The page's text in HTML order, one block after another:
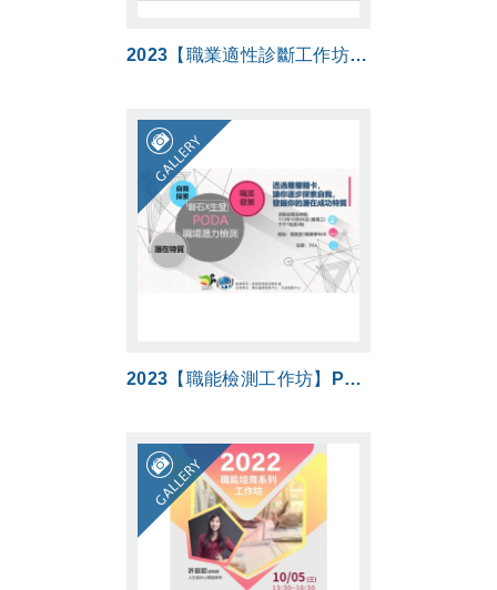
2023【職業適性診斷工作坊】CPAS掌握人格特質及潛力，邁向成功就業之路！
GALLERY
2023【職能檢測工作坊】PODA職場潛力檢測：看見你的職場藍海大優勢！
GALLERY